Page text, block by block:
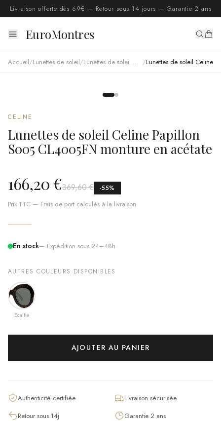
Livraison offerte dès 69€ — Retour sous 14 jours — Garantie 2 ans
EuroMontres
Accueil/Lunettes de soleil/ Lunettes de soleil Celine /
CELINE
Lunettes de soleil Celine Papillon
S005 CL4005FN monture en acétate
166,20 €369,60 € -55%
Prix TTC — Frais de port calculés à la livraison
En stock— Expédition sous 24–48h
AUTRES COULEURS DISPONIBLES
Ecaille
AJOUTER AU PANIER
Authenticité certifiée
Livraison sécurisée
Retour sous 14j
Garantie 2 ans